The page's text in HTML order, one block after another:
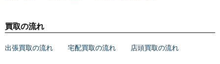
買取の流れ
出張買取の流れ 宅配買取の流れ 店頭買取の流れ